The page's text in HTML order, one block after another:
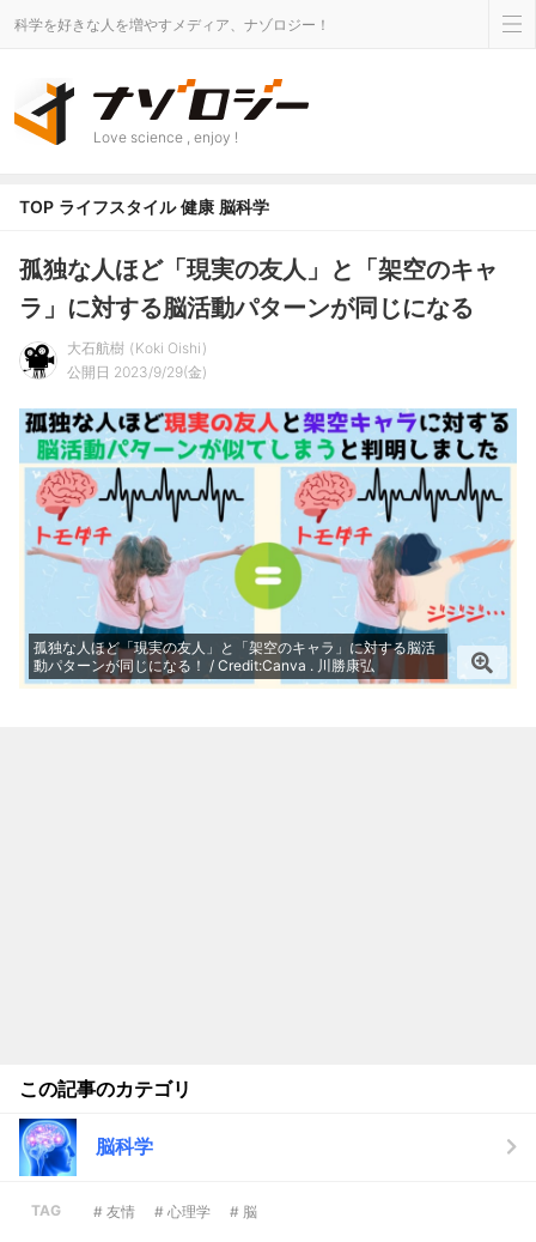
科学を好きな人を増やすメディア、ナゾロジー！
Love science , enjoy !
TOP ライフスタイル 健康 脳科学
孤独な人ほど「現実の友人」と「架空のキャ
ラ」に対する脳活動パターンが同じになる
大石航樹
Koki Oishi
公開日 2023/9/29(金)
孤独な人ほど「現実の友人」と「架空のキャラ」に対する脳活
動パターンが同じになる！ / Credit:Canva . 川勝康弘
この記事のカテゴリ
脳科学
TAG # 友情 # 心理学 # 脳